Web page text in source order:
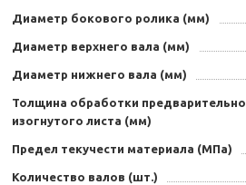
Диаметр бокового ролика (мм)
Диаметр верхнего вала (мм)
Диаметр нижнего вала (мм)
Толщина обработки предварительно
изогнутого листа (мм)
Предел текучести материала (МПа)
Количество валов (шт.)